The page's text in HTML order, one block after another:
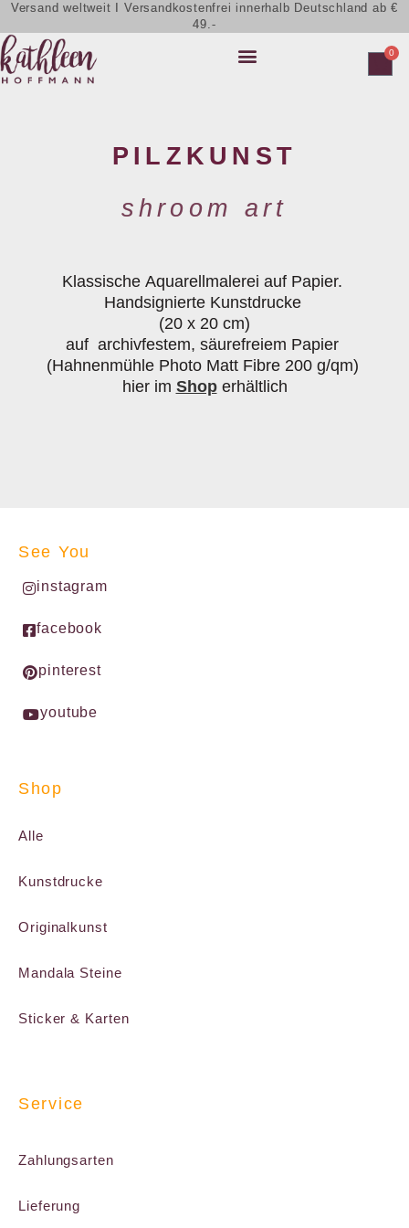
Versand weltweit I Versandkostenfrei innerhalb Deutschland ab €
49.-
0
PILZKUNST
shroom art
Klassische Aquarellmalerei auf Papier.
Handsignierte Kunstdrucke
(20 x 20 cm)
auf archivfestem, säurefreiem Papier
(Hahnenmühle Photo Matt Fibre 200 g/qm)
hier im Shoperhältlich
See You
instagram
facebook
pinterest
youtube
Shop
Alle
Kunstdrucke
Originalkunst
Mandala Steine
Sticker & Karten
Service
Zahlungsarten
Lieferung